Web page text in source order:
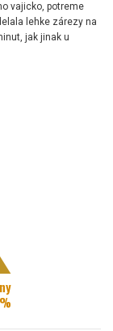
vajicko, potreme
lehke zárezy na
jak jinak u